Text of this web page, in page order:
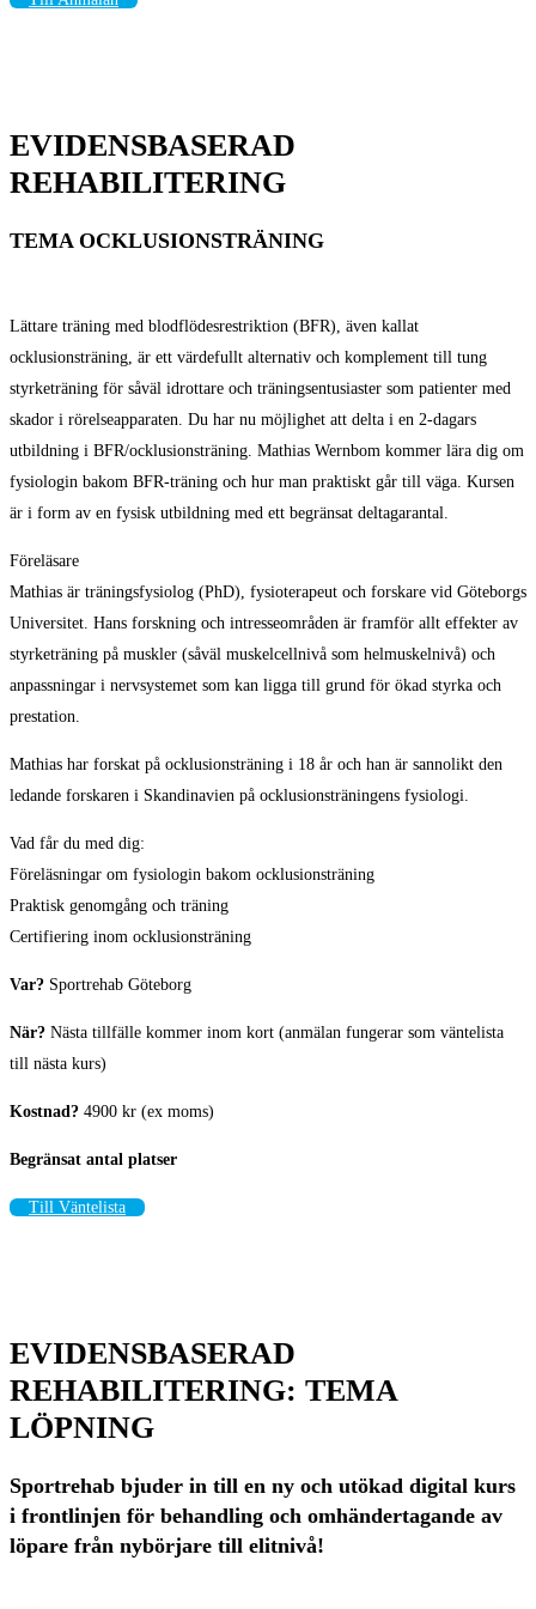
EVIDENSBASERAD
REHABILITERING
TEMA OCKLUSIONSTRÄNING
Lättare träning med blodflödesrestriktion (BFR), även kallat
ocklusionsträning, är ett värdefullt alternativ och komplement till tung
styrketräning för såväl idrottare och träningsentusiaster som patienter med
skador i rörelseapparaten. Du har nu möjlighet att delta i en 2-dagars
utbildning i BFR/ocklusionsträning. Mathias Wernbom kommer lära dig om
fysiologin bakom BFR-träning och hur man praktiskt går till väga. Kursen
är i form av en fysisk utbildning med ett begränsat deltagarantal.
Föreläsare
Mathias är träningsfysiolog (PhD), fysioterapeut och forskare vid Göteborgs
Universitet. Hans forskning och intresseområden är framför allt effekter av
styrketräning på muskler (såväl muskelcellnivå som helmuskelnivå) och
anpassningar i nervsystemet som kan ligga till grund för ökad styrka och
prestation.
Mathias har forskat på ocklusionsträning i 18 år och han är sannolikt den
ledande forskaren i Skandinavien på ocklusionsträningens fysiologi.
Vad får du med dig:
Föreläsningar om fysiologin bakom ocklusionsträning
Praktisk genomgång och träning
Certifiering inom ocklusionsträning
Var? Sportrehab Göteborg
När? Nästa tillfälle kommer inom kort (anmälan fungerar som väntelista
till nästa kurs)
Kostnad? 4900 kr (ex moms)
Begränsat antal platser
Till Väntelista
EVIDENSBASERAD
REHABILITERING: TEMA
LÖPNING
Sportrehab bjuder in till en ny och utökad digital kurs
i frontlinjen för behandling och omhändertagande av
löpare från nybörjare till elitnivå!